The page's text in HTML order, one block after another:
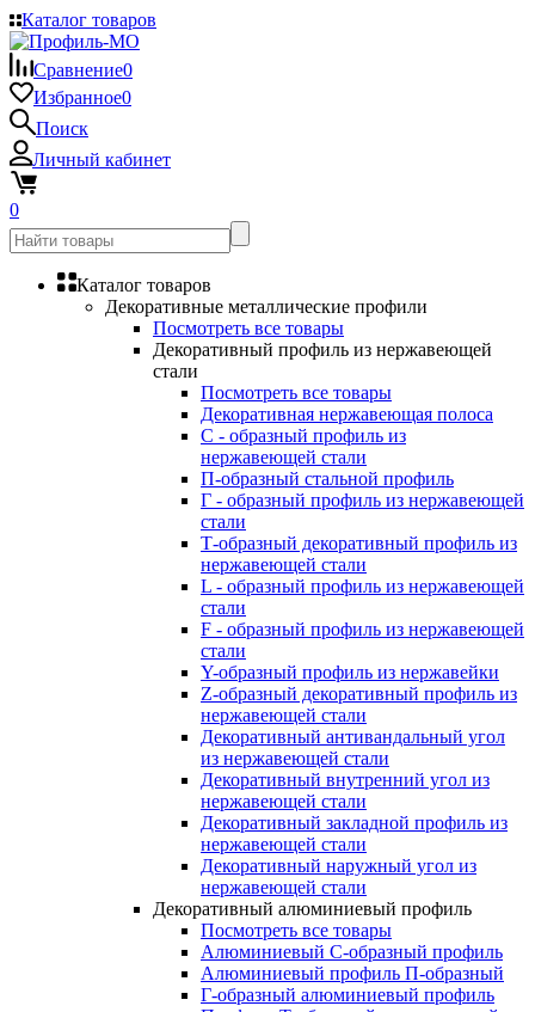
Каталог товаров
Сравнение0
Избранное0
Поиск
Личный кабинет
0
Каталог товаров
Декоративные металлические профили
Посмотреть все товары
Декоративный профиль из нержавеющей
стали
Посмотреть все товары
Декоративная нержавеющая полоса
С - образный профиль из
нержавеющей стали
П-образный стальной профиль
Г - образный профиль из нержавеющей
стали
Т-образный декоративный профиль из
нержавеющей стали
L - образный профиль из нержавеющей
стали
F - образный профиль из нержавеющей
стали
Y-образный профиль из нержавейки
Z-образный декоративный профиль из
нержавеющей стали
Декоративный антивандальный угол
из нержавеющей стали
Декоративный внутренний угол из
нержавеющей стали
Декоративный закладной профиль из
нержавеющей стали
Декоративный наружный угол из
нержавеющей стали
Декоративный алюминиевый профиль
Посмотреть все товары
Алюминиевый С-образный профиль
Алюминиевый профиль П-образный
Г-образный алюминиевый профиль